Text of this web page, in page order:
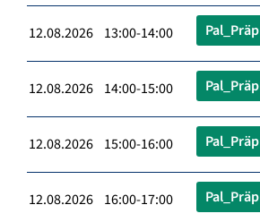
12.08.2026 13:00-14:00 Pal_Präp
12.08.2026 14:00-15:00 Pal_Präp
12.08.2026 15:00-16:00 Pal_Präp
12.08.2026 16:00-17:00 Pal_Präp